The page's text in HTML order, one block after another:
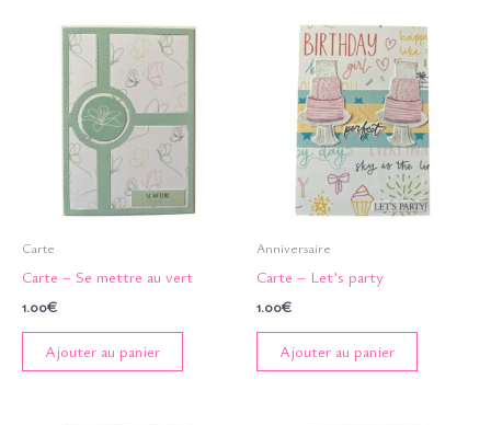
Carte
Carte – Se mettre au vert
1.00€
Ajouter au panier
Anniversaire
Carte – Let’s party
1.00€
Ajouter au panier